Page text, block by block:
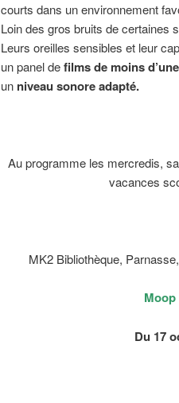
courts dans un environnement
Loin des gros bruits de certaines
Leurs oreilles sensibles et leur
un panel defilms de moins
un niveau sonore adapté.
Au programme les mercredis,
vacances
MK2 Bibliothèque,
Du 17